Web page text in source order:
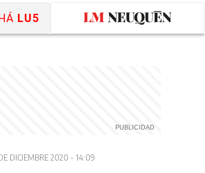
LU5
DICIEMBRE 2020 - 14:09